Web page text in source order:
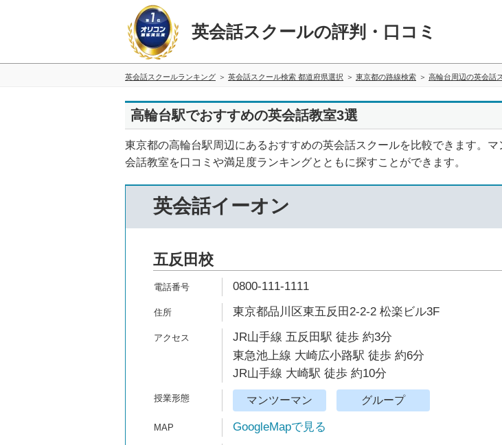
英会話スクールの評判・口コミ
英会話スクールランキング 英会話スクール検索 都道府県選択 東京都の路線検索 高輪台周辺の英会話
高輪台駅でおすすめの英会話教室3選
東京都の高輪台駅周辺にあるおすすめの英会話スクールを比較できます。
会話教室を口コミや満足度ランキングとともに探すことができます。
英会話イーオン
五反田校
0800-111-1111
東京都品川区東五反田2-2-2 松楽ビル3F
JR山手線 五反田駅 徒歩 約3分
東急池上線 大崎広小路駅 徒歩 約6分
JR山手線 大崎駅 徒歩 約10分
マンツーマン グループ
GoogleMapで見る